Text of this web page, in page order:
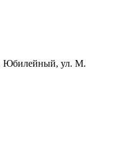
Юбилейный, ул. М.